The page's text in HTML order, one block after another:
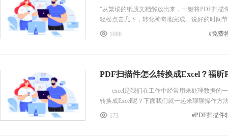
"从繁琐的纸质文档解放出来，一键将PDF扫描
轻松点击几下，转化神奇地完成。说好的时间
1088 #免费
PDF扫描件怎么转换成Excel？福昕
excel是我们在工作中经常用来处理数据的一
转换成Excel呢？下面我们就一起来聊聊操作方
173